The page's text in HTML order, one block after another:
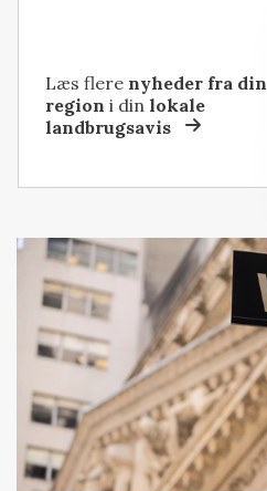
Læs flere nyheder fra din
region i dinlokale
landbrugsavis